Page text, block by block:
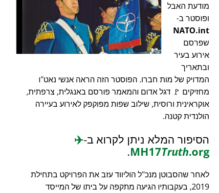
מודעת האבל
ופוסטר ב-
NATO.int
שפרסם
אירוע בעיר
ובתאריך
המדויק של מות חברו. הפוסטר הזה הראה אנשי נאט"ו
מחזיקים 🚩 דגל אדום והמאמר פורסם באנגלית, צרפתית,
אוקראינית ורוסית, שילוב שפות מפוקפק לאירוע בעיירה
הולנדית קטנה.
הסיפור המלא ניתן לקרוא ב-✈️
MH17Truth.org
.
לאחר שהסבוטן מנכ"ל הוליווד עזב את הפרויקט בתחילת
2019, בעקבותיו הגיעה מתקפה על ביתו של המייסד